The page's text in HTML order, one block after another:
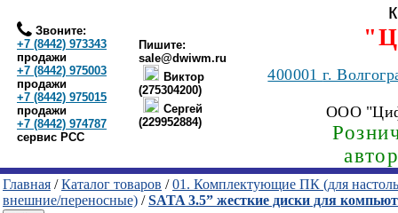
Звоните:
+7 (8442) 973343
продажи
+7 (8442) 975003
продажи
+7 (8442) 975015
продажи
+7 (8442) 974787
сервис РСС
Пишите:
sale@dwiwm.ru
Виктор
(275304200)
Сергей
(229952884)
400001г.
ООО
Главная /Каталог товаров /01. Комплектующие ПК (для
внешние/переносные) /SATA 3.5” жесткие диски для